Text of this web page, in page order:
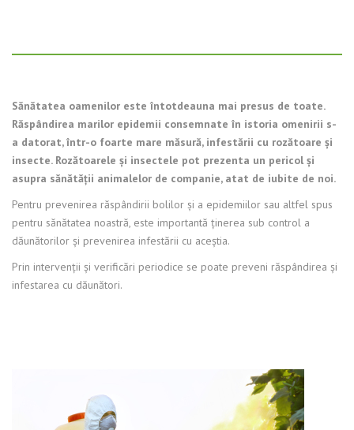
Sănătatea oamenilor este întotdeauna mai presus de toate.
Răspândirea marilor epidemii consemnate în istoria omenirii s-
a datorat, într-o foarte mare măsură, infestării cu rozătoare şi
insecte. Rozătoarele şi insectele pot prezenta un pericol şi
asupra sănătăţii animalelor de companie, atat de iubite de noi.
Pentru prevenirea răspândirii bolilor şi a epidemiilor sau altfel spus
pentru sănătatea noastră, este importantă ţinerea sub control a
dăunătorilor şi prevenirea infestării cu aceştia.
Prin intervenţii şi verificări periodice se poate preveni răspândirea şi
infestarea cu dăunători.